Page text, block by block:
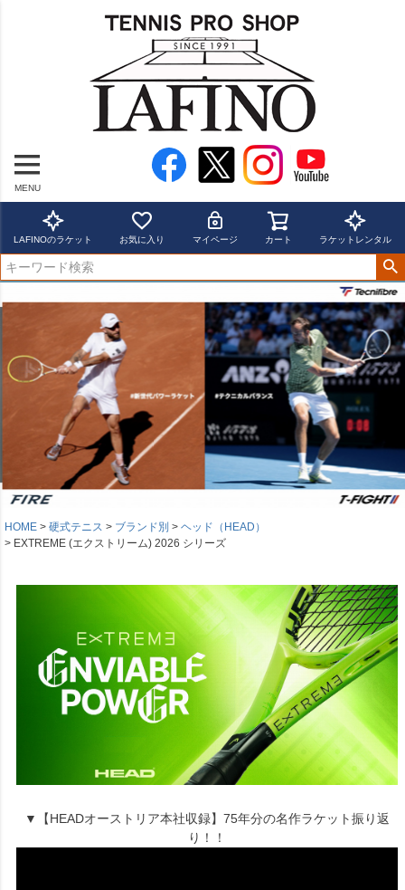
MENU
LAFINOのラケット お気に入り マイページ カート ラケットレンタル
HOME 硬式テニス ブランド別
ヘッド（HEAD）
EXTREME (エクストリーム) 2026 シリーズ
▼【HEADオーストリア本社収録】75年分の名作ラケット振り返
り！！